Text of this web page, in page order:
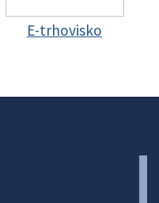
E-trhovisko